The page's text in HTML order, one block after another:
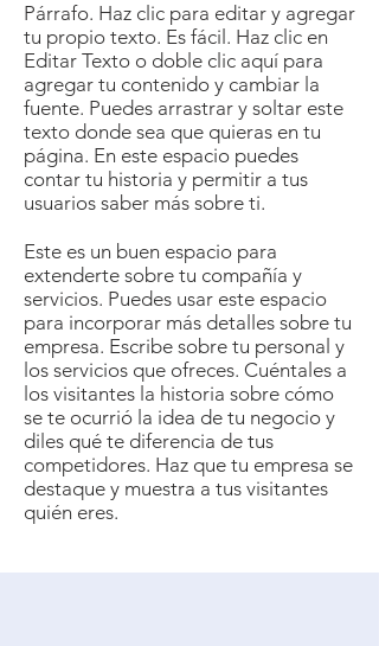
Párrafo. Haz clic para editar y agregar
tu propio texto. Es fácil. Haz clic en
Editar Texto o doble clic aquí para
agregar tu contenido y cambiar la
fuente. Puedes arrastrar y soltar este
texto donde sea que quieras en tu
página. En este espacio puedes
contar tu historia y permitir a tus
usuarios saber más sobre ti.
Este es un buen espacio para
extenderte sobre tu compañía y
servicios. Puedes usar este espacio
para incorporar más detalles sobre tu
empresa. Escribe sobre tu personal y
los servicios que ofreces. Cuéntales a
los visitantes la historia sobre cómo
se te ocurrió la idea de tu negocio y
diles qué te diferencia de tus
competidores. Haz que tu empresa se
destaque y muestra a tus visitantes
quién eres.